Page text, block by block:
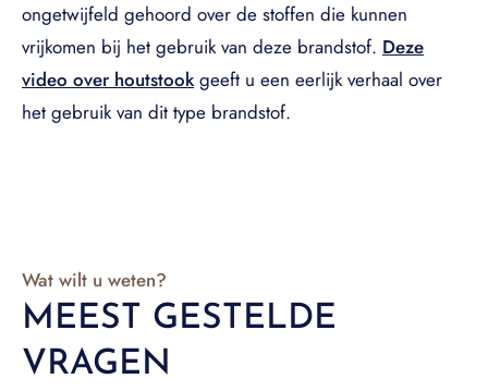
ongetwijfeld gehoord over de stoffen die kunnen
vrijkomen bij het gebruik van deze brandstof. Deze
video over houtstook geeft u een eerlijk verhaal over
het gebruik van dit type brandstof.
Wat wilt u weten?
MEEST GESTELDE
VRAGEN